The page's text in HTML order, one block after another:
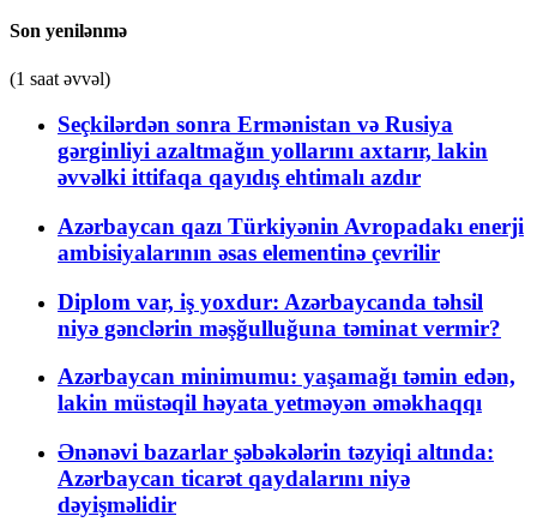
Son yenilənmə
(1 saat əvvəl)
Seçkilərdən sonra Ermənistan və Rusiya
gərginliyi azaltmağın yollarını axtarır, lakin
əvvəlki ittifaqa qayıdış ehtimalı azdır
Azərbaycan qazı Türkiyənin Avropadakı enerji
ambisiyalarının əsas elementinə çevrilir
Diplom var, iş yoxdur: Azərbaycanda təhsil
niyə gənclərin məşğulluğuna təminat vermir?
Azərbaycan minimumu: yaşamağı təmin edən,
lakin müstəqil həyata yetməyən əməkhaqqı
Ənənəvi bazarlar şəbəkələrin təzyiqi altında:
Azərbaycan ticarət qaydalarını niyə
dəyişməlidir